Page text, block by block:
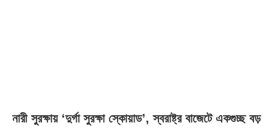
নারী সুরক্ষায় ‘দুর্গা সুরক্ষা স্কোয়াড’, স্বরাষ্ট্র বাজেটে একগুচ্ছ বড়